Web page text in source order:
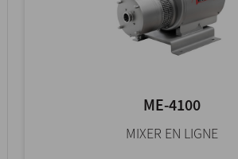
ME-4100
MIXER EN LIGNE